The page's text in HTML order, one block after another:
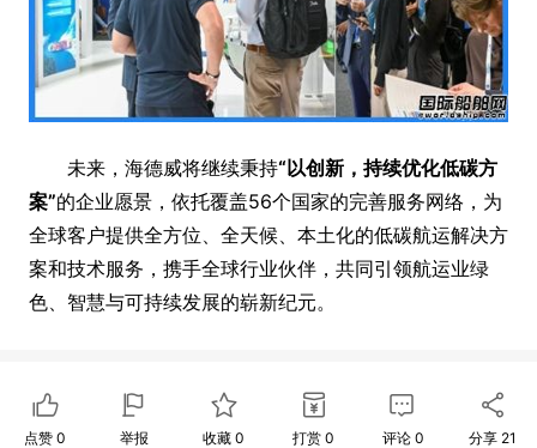
未来，海德威将继续秉持“以创新，持续优化低碳方
案”的企业愿景，依托覆盖56个国家的完善服务网络，为
全球客户提供全方位、全天候、本土化的低碳航运解决方
案和技术服务，携手全球行业伙伴，共同引领航运业绿
色、智慧与可持续发展的崭新纪元。
点赞 0 举报 收藏0 打赏 0 评论 0 分享 21